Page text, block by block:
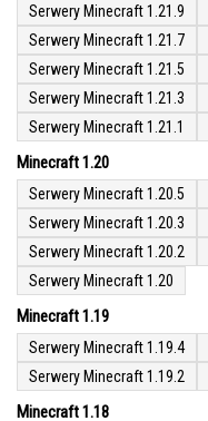
Serwery Minecraft 1.21.9
Serwery Minecraft 1.21.7
Serwery Minecraft 1.21.5
Serwery Minecraft 1.21.3
Serwery Minecraft 1.21.1
Minecraft 1.20
Serwery Minecraft 1.20.5
Serwery Minecraft 1.20.3
Serwery Minecraft 1.20.2
Serwery Minecraft 1.20
Minecraft 1.19
Serwery Minecraft 1.19.4
Serwery Minecraft 1.19.2
Minecraft 1.18